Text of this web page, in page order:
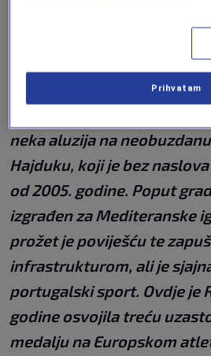
Jugoslaviju, s trošnim i
svakoj ulici. Žar za
ogroman. Na svakom
neka aluzija na
Hajduku, koji je bez
od 2005. godine. Poput
izgrađen za Mediteranske
prožet je poviješću te
infrastrukturom, ali je
portugalski sport. Ovdje je
godine osvojila treću
medalju na Europskom
Prihvatam